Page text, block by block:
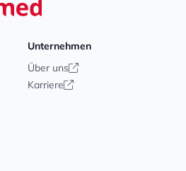
Unternehmen
Über uns
Karriere